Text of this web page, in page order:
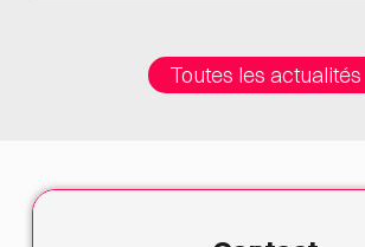
Toutes les actualités